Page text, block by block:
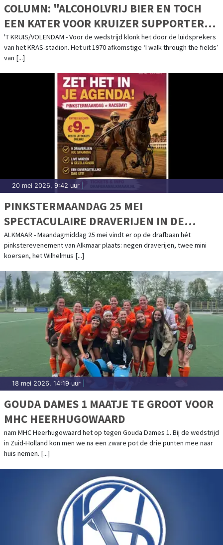
COLUMN: "ALCOHOLVRIJ BIER EN TOCH
EEN KATER VOOR KRUIZER SUPPORTERS
FC VOLENDAM"
'T KRUIS/VOLENDAM - Voor de wedstrijd klonk het door de luidsprekers
van het KRAS-stadion. Het uit 1970 afkomstige ‘I walk through the fields’
van [...]
20 mei 2026, 9:42 uur
PINKSTERMAANDAG 25 MEI
SPECTACULAIRE DRAVERIJEN IN DE
ALKMAAR ZETURF LIVE ARENA MET HET
SPRINTKAMPIOENSCHAP VAN
ALKMAAR - Maandagmiddag 25 mei vindt er op de drafbaan hét
pinksterevenement van Alkmaar plaats: negen draverijen, twee mini
koersen, het Wilhelmus [...]
18 mei 2026, 14:19 uur
GOUDA DAMES 1 MAATJE TE GROOT VOOR
MHC HEERHUGOWAARD
nam MHC Heerhugowaard het op tegen Gouda Dames 1. Bij de wedstrijd
in Zuid-Holland kon men we na een zware pot de drie punten mee naar
huis nemen. [...]